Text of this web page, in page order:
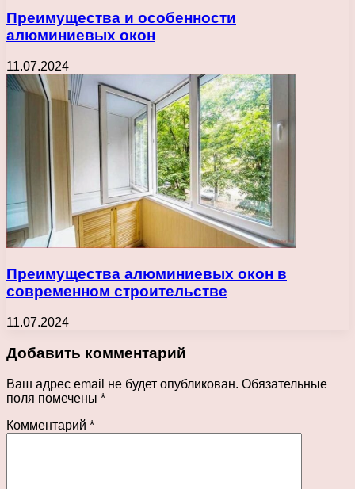
Преимущества и особенности
алюминиевых окон
11.07.2024
Преимущества алюминиевых окон в
современном строительстве
11.07.2024
Добавить комментарий
Ваш адрес email не будет опубликован. Обязательные
поля помечены *
Комментарий *